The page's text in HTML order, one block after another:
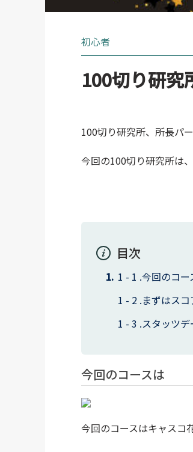
初心者
100切り研究
100切り研究所、所長パ
今回の100切り研究所は
目次
今回のコー
まずはスコ
スタッツ
今回のコースは
今回のコースはキャスコ